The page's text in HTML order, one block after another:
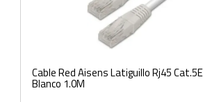
Cable Red Aisens Latiguillo Rj45
Blanco 1.0M